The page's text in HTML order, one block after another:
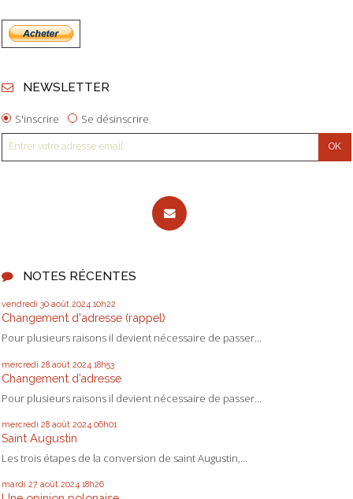
NEWSLETTER
S'inscrire Se désinscrire
NOTES RÉCENTES
vendredi 30 août 2024 10h22
Changement d'adresse (rappel)
Pour plusieurs raisons il devient nécessaire de passer...
mercredi 28 août 2024 18h53
Changement d’adresse
Pour plusieurs raisons il devient nécessaire de passer...
mercredi 28 août 2024 06h01
Saint Augustin
Les trois étapes de la conversion de saint Augustin,...
mardi 27 août 2024 18h26